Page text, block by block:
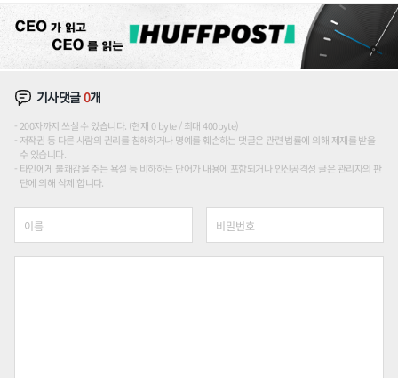
기사댓글0개
200자까지 쓰실 수 있습니다. (현재 0 byte / 최대 400byte)
저작권 등 다른 사람의 권리를 침해하거나 명예를 훼손하는 댓글은 관련 법률에 의해 제재를 받을
수 있습니다.
타인에게 불쾌감을 주는 욕설 등 비하하는 단어가 내용에 포함되거나 인신공격성 글은 관리자의 판
단에 의해 삭제 합니다.